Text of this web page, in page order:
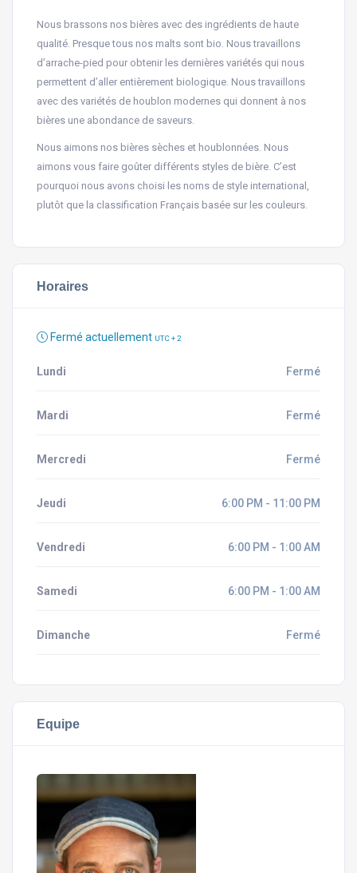
Nous brassons nos bières avec des ingrédients de haute
qualité. Presque tous nos malts sont bio. Nous travaillons
d’arrache-pied pour obtenir les dernières variétés qui nous
permettent d’aller entièrement biologique. Nous travaillons
avec des variétés de houblon modernes qui donnent à nos
bières une abondance de saveurs.
Nous aimons nos bières sèches et houblonnées. Nous
aimons vous faire goûter différents styles de bière. C’est
pourquoi nous avons choisi les noms de style international,
plutôt que la classification Français basée sur les couleurs.
Horaires
Fermé actuellement UTC + 2
Lundi Fermé
Mardi Fermé
Mercredi Fermé
Jeudi 6:00 PM - 11:00 PM
Vendredi 6:00 PM - 1:00 AM
Samedi 6:00 PM - 1:00 AM
Dimanche Fermé
Equipe